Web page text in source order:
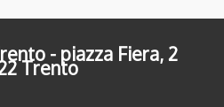
- piazza Fiera, 2
Trento